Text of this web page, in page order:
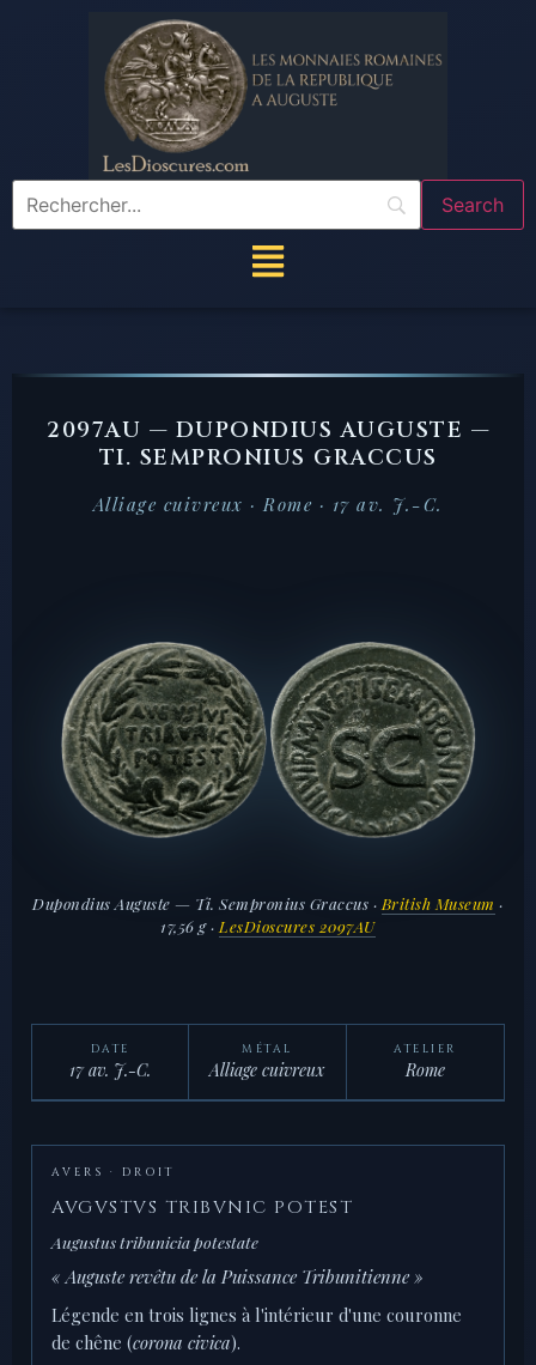
2097AU — DUPONDIUS AUGUSTE —
TI. SEMPRONIUS GRACCUS
Alliage cuivreux · Rome · 17 av. J.-C.
Dupondius Auguste — Ti. Sempronius Graccus · British Museum ·
17,56 g · LesDioscures 2097AU
DATE
17 av. J.-C.
MÉTAL
Alliage cuivreux
ATELIER
Rome
AVERS · DROIT
AVGVSTVS TRIBVNIC POTEST
Augustus tribunicia potestate
« Auguste revêtu de la Puissance Tribunitienne »
Légende en trois lignes à l'intérieur d'une couronne
de chêne (corona civica).